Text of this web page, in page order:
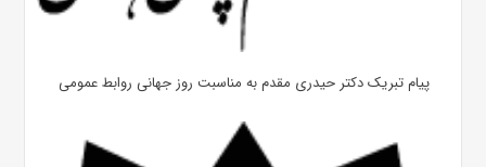
پیام تبریک دکتر حیدری مقدم به مناسبت روز جهانی روابط عمومی